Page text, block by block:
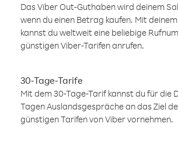
Das Viber Out-Guthaben wird deinem
wenn du einen Betrag kaufen. Mit
kannst du weltweit eine beliebige
günstigen Viber-Tarifen anrufen.
30-Tage-Tarife
Mit dem 30-Tage-Tarif kannst du für die
Tagen Auslandsgespräche an das Ziel
günstigen Tarifen von Viber vornehmen.